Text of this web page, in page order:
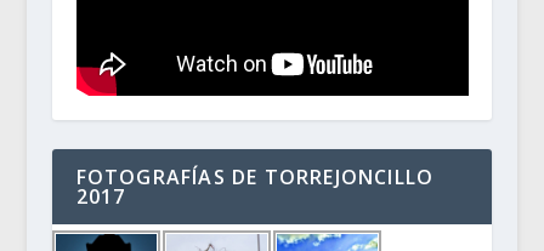
FOTOGRAFÍAS DE TORREJONCILLO
2017